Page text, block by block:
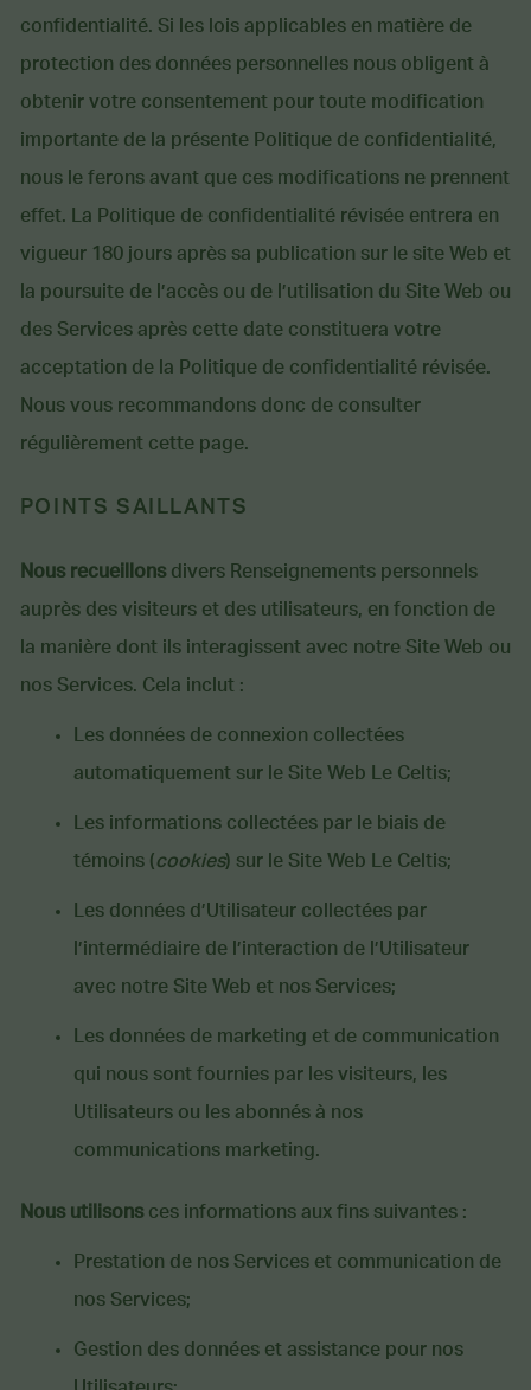
confidentialité. Si les lois applicables en matière de
protection des données personnelles nous obligent à
obtenir votre consentement pour toute modification
importante de la présente Politique de confidentialité,
nous le ferons avant que ces modifications ne prennent
effet. La Politique de confidentialité révisée entrera en
vigueur 180 jours après sa publication sur le site Web et
la poursuite de l’accès ou de l’utilisation du Site Web ou
des Services après cette date constituera votre
acceptation de la Politique de confidentialité révisée.
Nous vous recommandons donc de consulter
régulièrement cette page.
POINTS SAILLANTS
Nous recueillons divers Renseignements personnels
auprès des visiteurs et des utilisateurs, en fonction de
la manière dont ils interagissent avec notre Site Web ou
nos Services. Cela inclut :
Les données de connexion collectées
automatiquement sur le Site Web Le Celtis;
Les informations collectées par le biais de
témoins (cookies) sur le Site Web Le Celtis;
Les données d’Utilisateur collectées par
l’intermédiaire de l’interaction de l’Utilisateur
avec notre Site Web et nos Services;
Les données de marketing et de communication
qui nous sont fournies par les visiteurs, les
Utilisateurs ou les abonnés à nos
communications marketing.
Nous utilisons ces informations aux fins suivantes :
Prestation de nos Services et communication de
nos Services;
Gestion des données et assistance pour nos